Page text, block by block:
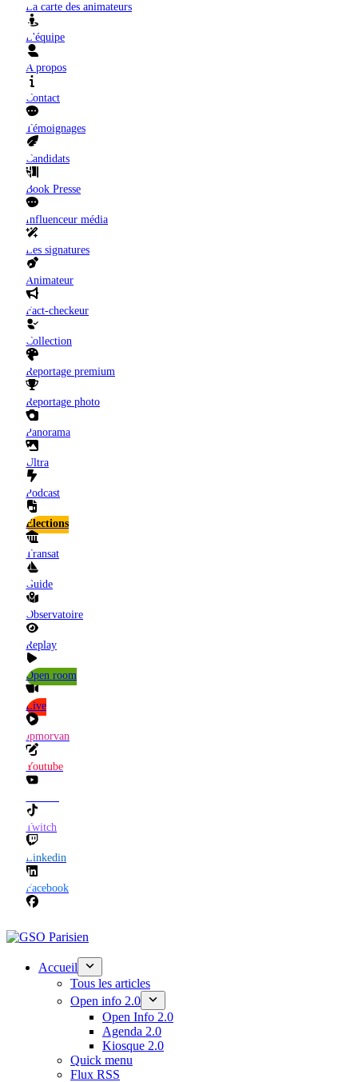
La carte des animateurs
L'équipe
A propos
Contact
Témoignages
Candidats
Book Presse
Influenceur média
Les signatures
Animateur
Fact-checkeur
Collection
Reportage premium
Reportage photo
Panorama
Ultra
Podcast
Elections
Transat
Guide
Observatoire
Replay
Open room
Live
Jpmorvan
Youtube
Twitch
Linkedin
Facebook
Accueil
Tous les articles
Open info 2.0
Open Info 2.0
Agenda 2.0
Kiosque 2.0
Quick menu
Flux RSS